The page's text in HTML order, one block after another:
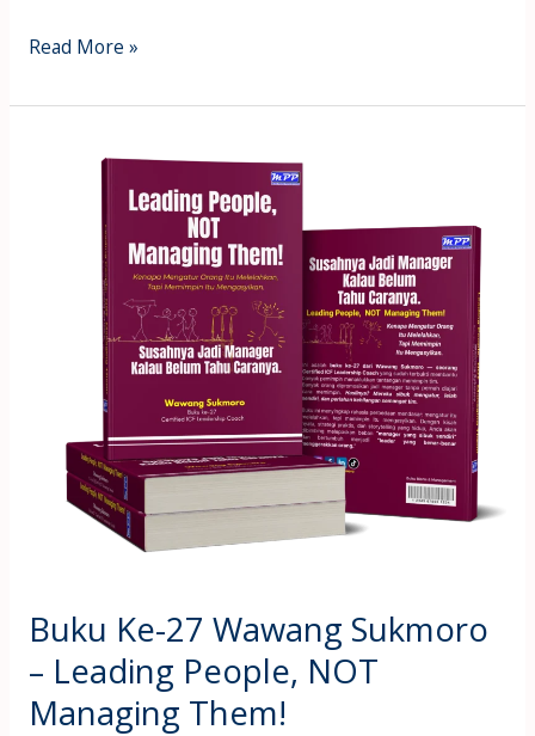
Read More »
Buku Ke-27 Wawang Sukmoro
– Leading People, NOT
Managing Them!
Sukmoro
Managing
Them!